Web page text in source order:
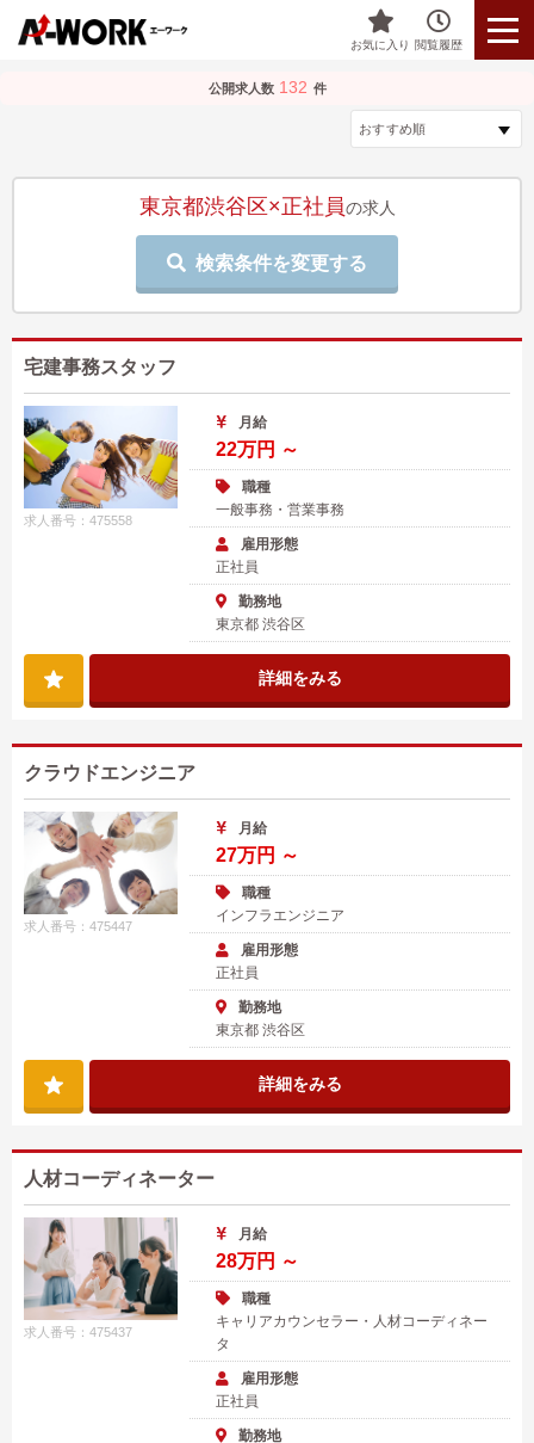
お気に入り 閲覧履歴
公開求人数 132 件
東京都渋谷区×正社員の求人
検索条件を変更する
宅建事務スタッフ
求人番号：475558
月給
22万円 ～
職種
一般事務・営業事務
雇用形態
正社員
勤務地
東京都 渋谷区
詳細をみる
クラウドエンジニア
求人番号：475447
月給
27万円 ～
職種
インフラエンジニア
雇用形態
正社員
勤務地
東京都 渋谷区
詳細をみる
人材コーディネーター
求人番号：475437
月給
28万円 ～
職種
キャリアカウンセラー・人材コーディネー
タ
雇用形態
正社員
勤務地